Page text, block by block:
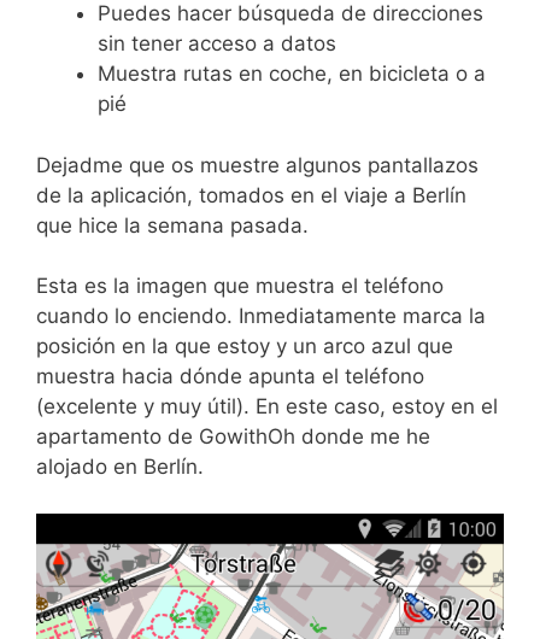
Puedes hacer búsqueda de direcciones
sin tener acceso a datos
Muestra rutas en coche, en bicicleta o a
pié
Dejadme que os muestre algunos pantallazos
de la aplicación, tomados en el viaje a Berlín
que hice la semana pasada.
Esta es la imagen que muestra el teléfono
cuando lo enciendo. Inmediatamente marca la
posición en la que estoy y un arco azul que
muestra hacia dónde apunta el teléfono
(excelente y muy útil). En este caso, estoy en el
apartamento de GowithOh donde me he
alojado en Berlín.